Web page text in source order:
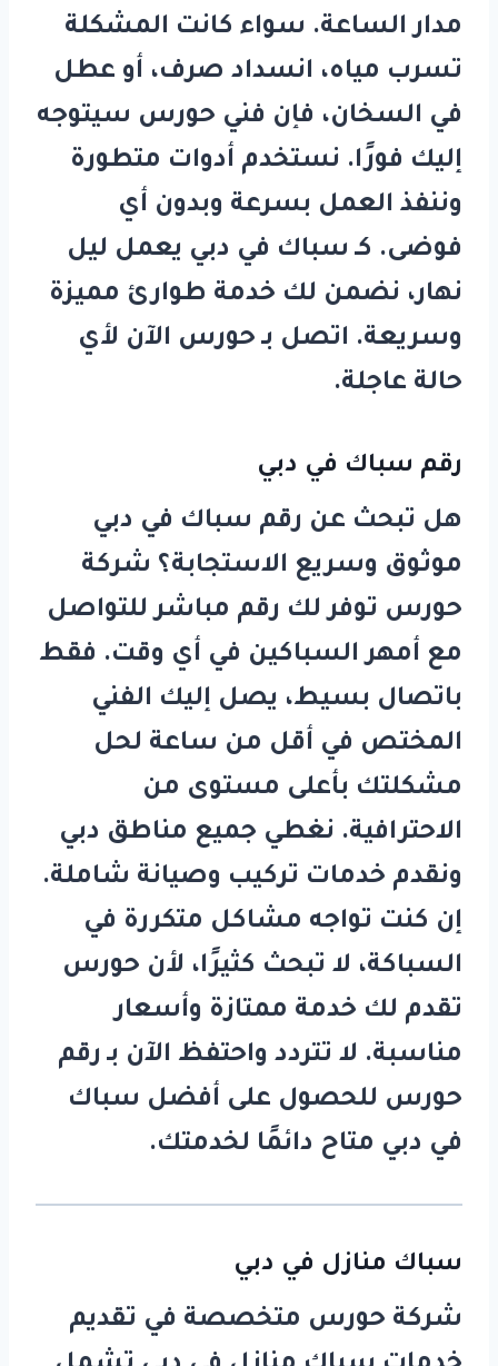
مدار الساعة. سواء كانت المشكلة
تسرب مياه، انسداد صرف، أو عطل
في السخان، فإن فني حورس سيتوجه
إليك فورًا. نستخدم أدوات متطورة
وننفذ العمل بسرعة وبدون أي
فوضى. كـ سباك في دبي يعمل ليل
نهار، نضمن لك خدمة طوارئ مميزة
وسريعة. اتصل بـ حورس الآن لأي
حالة عاجلة.
رقم سباك في دبي
هل تبحث عن رقم سباك في دبي
موثوق وسريع الاستجابة؟ شركة
حورس توفر لك رقم مباشر للتواصل
مع أمهر السباكين في أي وقت. فقط
باتصال بسيط، يصل إليك الفني
المختص في أقل من ساعة لحل
مشكلتك بأعلى مستوى من
الاحترافية. نغطي جميع مناطق دبي
ونقدم خدمات تركيب وصيانة شاملة.
إن كنت تواجه مشاكل متكررة في
السباكة، لا تبحث كثيرًا، لأن حورس
تقدم لك خدمة ممتازة وأسعار
مناسبة. لا تتردد واحتفظ الآن بـ رقم
حورس للحصول على أفضل سباك
في دبي متاح دائمًا لخدمتك.
سباك منازل في دبي
شركة حورس متخصصة في تقديم